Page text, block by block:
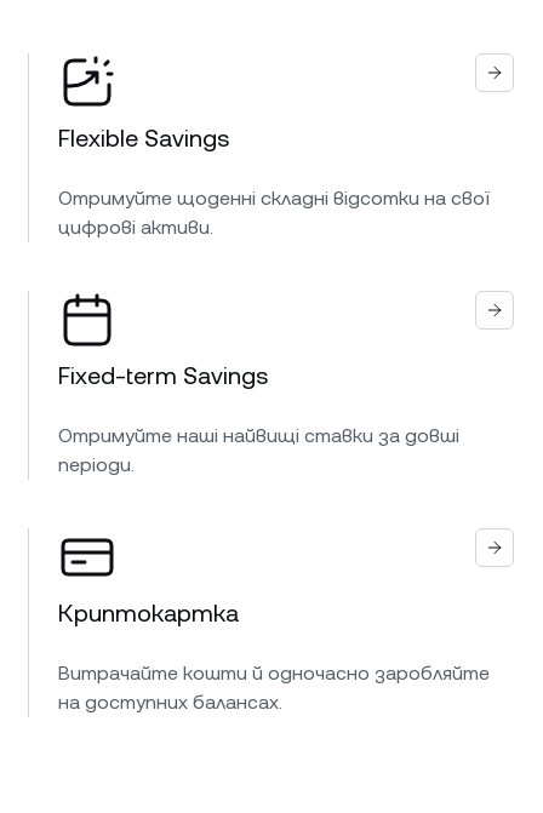
Flexible Savings
Отримуйте щоденні складні відсотки на свої
цифрові активи.
Fixed-term Savings
Отримуйте наші найвищі ставки за довші
періоди.
Криптокартка
Витрачайте кошти й одночасно заробляйте
на доступних балансах.